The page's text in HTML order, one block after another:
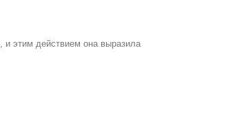
, и этим действием она выразила